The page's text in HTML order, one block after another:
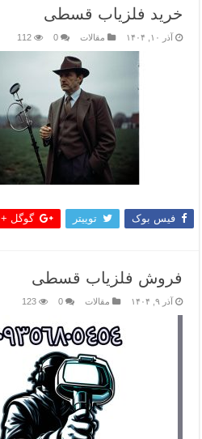
خرید فلزیاب قسطی
آذر ۱۰, ۱۴۰۴ مقالات 0
112
فیس بوک توییتر گوگل +
فروش فلزیاب قسطی
آذر ۹, ۱۴۰۴ مقالات 0
123